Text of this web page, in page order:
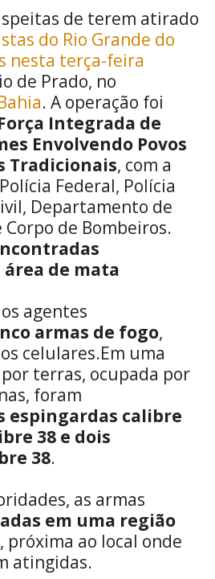
de terem atirado
do Rio Grande do
nesta terça-feira
de Prado, no
. A operação foi
Integrada de
Envolvendo Povos
Tradicionais, com a
Federal, Polícia
Departamento de
Corpo de Bombeiros.
de mata
agentes
armas de fogo,
celulares.Em uma
terras, ocupada por
foram
espingardas calibre
38 e dois
38.
as armas
em uma região
, próxima ao local onde
atingidas.